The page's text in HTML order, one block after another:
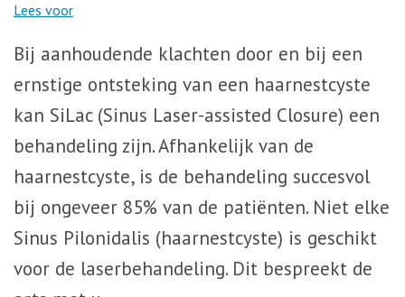
Lees voor
Bij aanhoudende klachten door en bij een
ernstige ont­steking van een haarnestcyste
kan SiLac (Sinus Laser-assisted Closure) een
behandeling zijn. Afhankelijk van de
haarnestcyste, is de behandeling succesvol
bij ongeveer 85% van de patiënten. Niet elke
Sinus Pilonidalis (haarnestcyste) is geschikt
voor de laserbehandeling. Dit bespreekt de